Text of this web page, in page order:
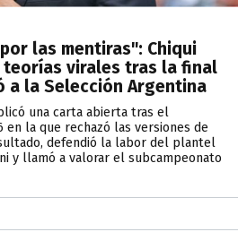
las mentiras": Chiqui
teorías virales tras la final
a la Selección Argentina
una carta abierta tras el
en la que rechazó las versiones de
defendió la labor del plantel
y llamó a valorar el subcampeonato